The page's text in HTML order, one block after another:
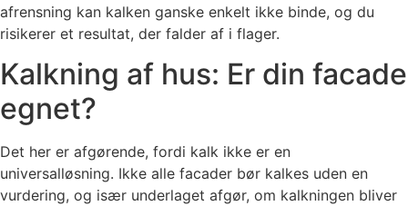
afrensning kan kalken ganske enkelt ikke binde, og du
risikerer et resultat, der falder af i flager.
Kalkning af hus: Er din facade
egnet?
Det her er afgørende, fordi kalk ikke er en
universalløsning. Ikke alle facader bør kalkes uden en
vurdering, og især underlaget afgør, om kalkningen bliver